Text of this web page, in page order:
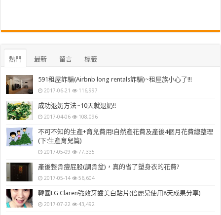
熱門 最新 留言 標籤
591租屋詐騙(Airbnb long rentals詐騙)~租屋族小心了!!!
2017-06-21 116,997
成功退奶方法~10天就退奶!!
2017-04-06 108,096
不可不知的生產+育兒費用!自然產花費及產後4個月花費總整理
(下:生產育兒篇)
2017-05-09 77,335
產後整骨瘦屁股(調骨盆)，真的省了塑身衣的花費?
2017-05-14 56,604
韓國LG Claren強效牙齒美白貼片(倍麗兒使用8天成果分享)
2017-07-22 43,492